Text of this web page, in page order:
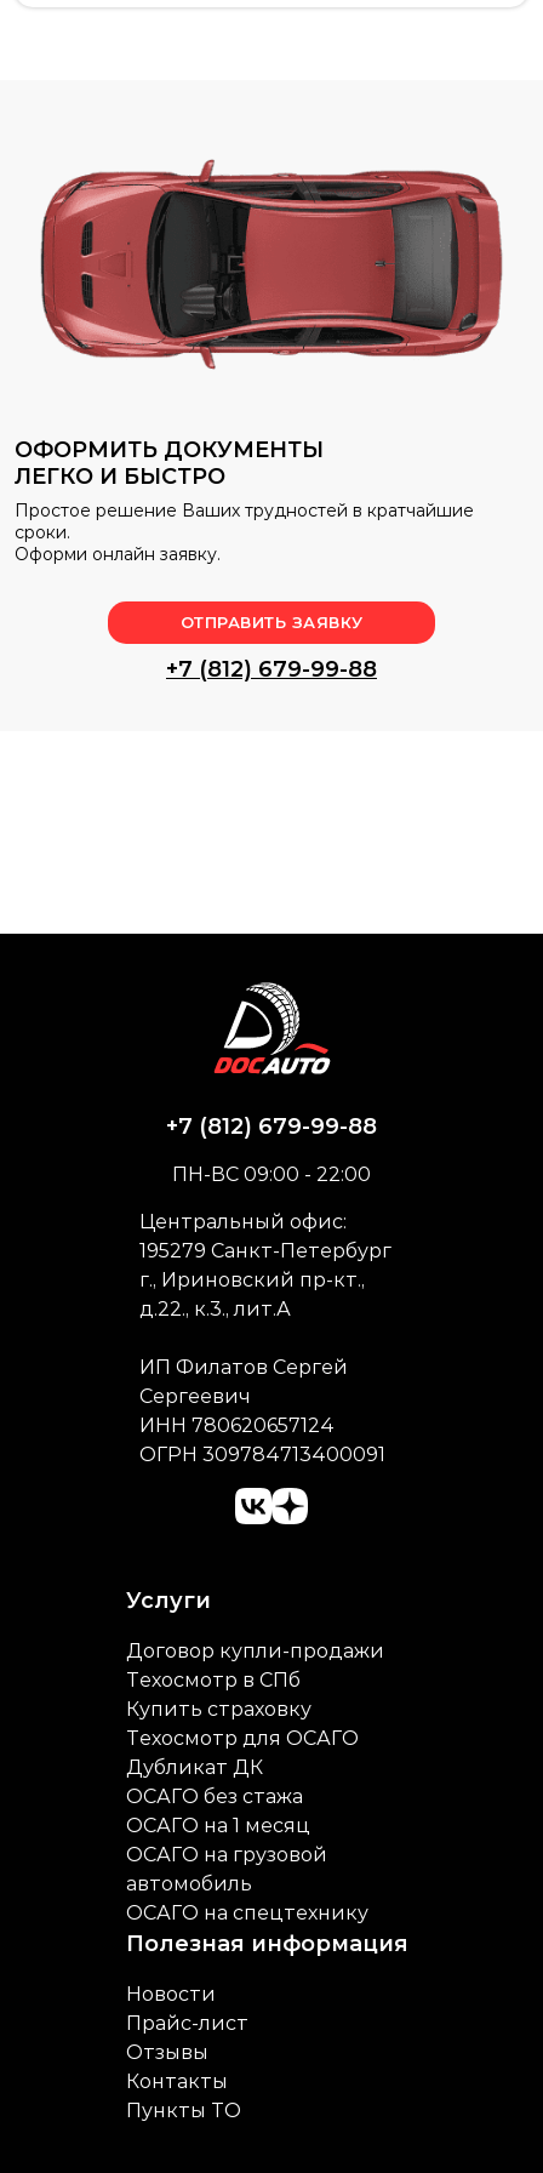
финансовых проблем.
ОФОРМИТЬ ДОКУМЕНТЫ
ЛЕГКО И БЫСТРО
Простое решение Ваших трудностей в кратчайшие
сроки.
Оформи онлайн заявку.
ОТПРАВИТЬ ЗАЯВКУ
+7 (812) 679-99-88
+7 (812) 679-99-88
ПН-ВС 09:00 - 22:00
Центральный офис:
195279 Санкт-Петербург
г., Ириновский пр-кт.,
д.22., к.3., лит.А
ИП Филатов Сергей
Сергеевич
ИНН 780620657124
ОГРН 309784713400091
Услуги
Договор купли-продажи
Техосмотр в СПб
Купить страховку
Техосмотр для ОСАГО
Дубликат ДК
ОСАГО без стажа
ОСАГО на 1 месяц
ОСАГО на грузовой
автомобиль
ОСАГО на спецтехнику
Полезная информация
Новости
Прайс-лист
Отзывы
Контакты
Пункты ТО